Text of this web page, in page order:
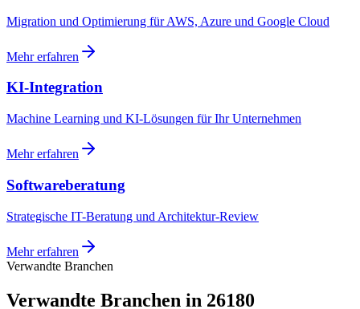
Migration und Optimierung für AWS, Azure und Google Cloud
Mehr erfahren
KI-Integration
Machine Learning und KI-Lösungen für Ihr Unternehmen
Mehr erfahren
Softwareberatung
Strategische IT-Beratung und Architektur-Review
Mehr erfahren
Verwandte Branchen
Verwandte Branchen in 26180